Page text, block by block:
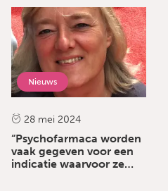
Nieuws
28 mei 2024
“Psychofarmaca worden
vaak gegeven voor een
indicatie waarvoor ze